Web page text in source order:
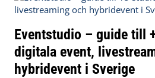
Eventstudio – guide till
digitala event,
hybridevent i Sverige